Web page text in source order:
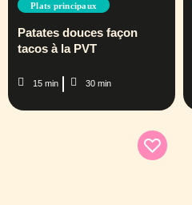
Plats principaux
Patates douces façon
tacos à la PVT
15 min 30 min